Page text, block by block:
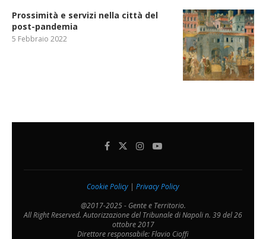
Prossimità e servizi nella città del
post-pandemia
5 Febbraio 2022
Cookie Policy | Privacy Policy
@2017-2025 - Gente e Territorio.
All Right Reserved. Autorizzazione del Tribunale di Napoli n. 39 del 26
ottobre 2017
Direttore responsabile: Flavio Cioffi